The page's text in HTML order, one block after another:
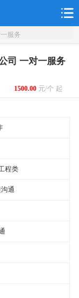
服务
司 一对一服务
1500.00元/个 起
程类
通